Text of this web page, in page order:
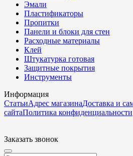
Эмали
Пластификаторы
Пропитки
Панели и блоки для стен
Расходные материалы
Клей
Штукатурка готовая
Защитные покрытия
Инструменты
Информация
СтатьиАдрес магазинаДоставка и
сайтаПолитика конфиденциальности
Заказать звонок